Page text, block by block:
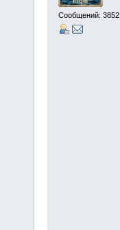
Сообщений: 3852